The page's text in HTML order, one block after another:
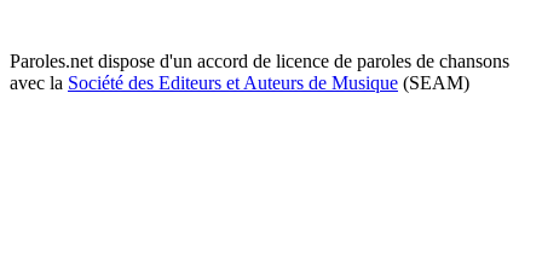
Paroles.net dispose d'un accord de licence de paroles de chansons
avec la Société des Editeurs et Auteurs de Musique (SEAM)